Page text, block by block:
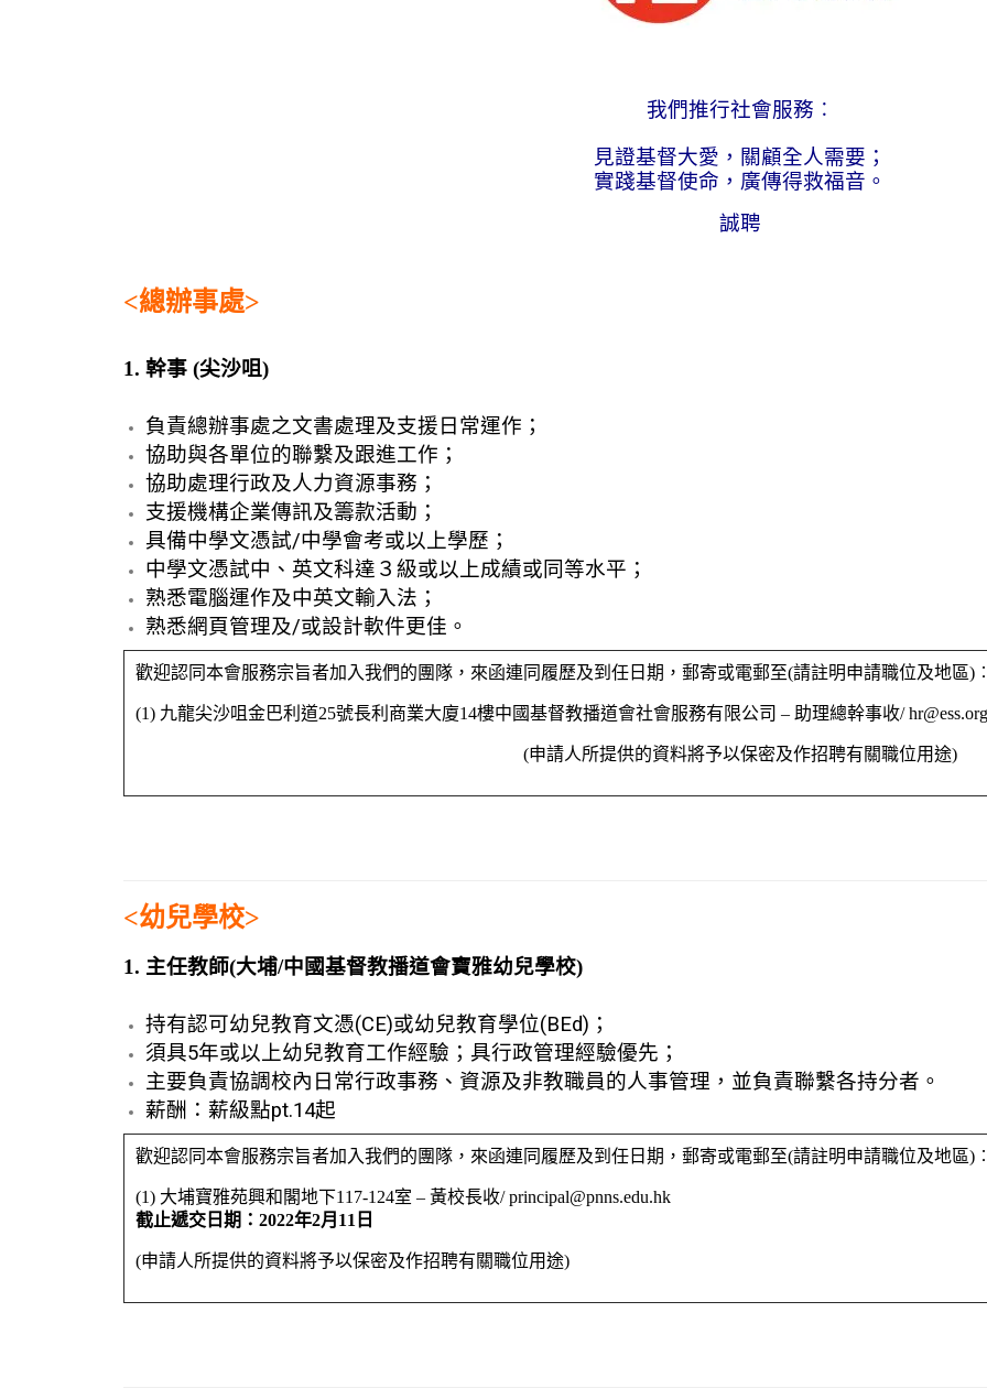
我們推行社會服務︰
見證基督大愛，關顧全人需要；
實踐基督使命，廣傳得救福音。
誠聘
<總辦事處>
1. 幹事 (尖沙咀)
負責總辦事處之文書處理及支援日常運作；
協助與各單位的聯繫及跟進工作；
協助處理行政及人力資源事務；
支援機構企業傳訊及籌款活動；
具備中學文憑試/中學會考或以上學歷；
中學文憑試中、英文科達３級或以上成績或同等水平；
熟悉電腦運作及中英文輸入法；
熟悉網頁管理及/或設計軟件更佳。
歡迎認同本會服務宗旨者加入我們的團隊，來函連同履歷及到任日期，郵寄或電郵至(請註明申請職位及地區
(1) 九龍尖沙咀金巴利道25號長利商業大廈14樓中國基督教播道會社會服務有限公司 – 助理總幹事收/
(申請人所提供的資料將予以保密及作招聘有關職位用途)
<幼兒學校>
1. 主任教師(大埔/中國基督教播道會寶雅幼兒學校)
持有認可幼兒教育文憑(CE)或幼兒教育學位(BEd)；
須具5年或以上幼兒教育工作經驗；具行政管理經驗優先；
主要負責協調校內日常行政事務、資源及非教職員的人事管理，並負責聯繫各持分者。
薪酬：薪級點pt.14起
歡迎認同本會服務宗旨者加入我們的團隊，來函連同履歷及到任日期，郵寄或電郵至(請註明申請職位及地區
(1) 大埔寶雅苑興和閣地下117-124室 – 黃校長收/principal@pnns.edu.hk
截止遞交日期：2022年2月11日
(申請人所提供的資料將予以保密及作招聘有關職位用途)